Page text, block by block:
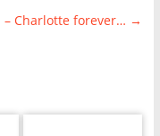
– Charlotte forever… →